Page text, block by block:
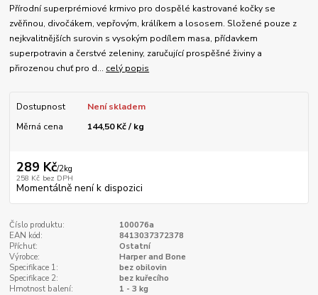
Přírodní superprémiové krmivo pro dospělé kastrované kočky se
zvěřinou, divočákem, vepřovým, králíkem a lososem. Složené pouze z
nejkvalitnějších surovin s vysokým podílem masa, přídavkem
superpotravin a čerstvé zeleniny, zaručující prospěšné živiny a
přirozenou chuť pro d... celý popis
Dostupnost
Není skladem
Měrná cena
144,50 Kč / kg
289 Kč/2kg
258 Kč bez DPH
Momentálně není k dispozici
Číslo produktu:
100076a
EAN kód:
8413037372378
Příchuť:
Ostatní
Výrobce:
Harper and Bone
Specifikace 1:
bez obilovin
Specifikace 2:
bez kuřecího
Hmotnost balení:
1 - 3 kg